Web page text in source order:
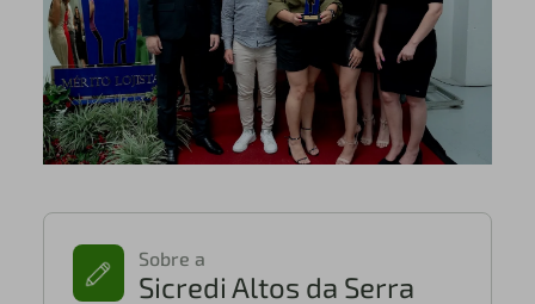
Sobre a
Sicredi Altos da Serra